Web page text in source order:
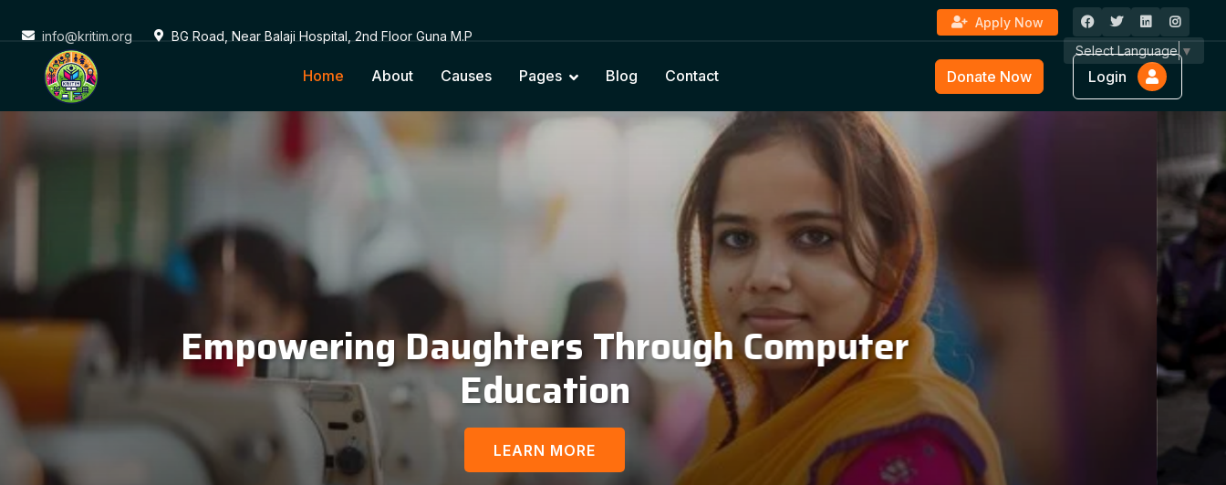
info@kritim.org BG Road, Near Balaji Hospital, 2nd Floor Guna M.P
Apply Now
Select Language ▼
Home About Causes Pages Blog Contact Donate Now Login
Connecting Education with Nature &
Cultural Values
LEARN MORE